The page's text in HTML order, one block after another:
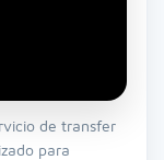
de transfer
para